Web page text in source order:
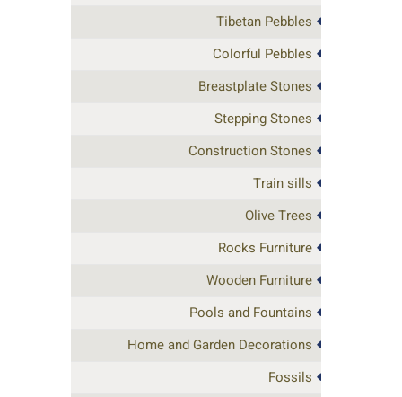
Tibetan Pebbles
Colorful Pebbles
Breastplate Stones
Stepping Stones
Construction Stones
Train sills
Olive Trees
Rocks Furniture
Wooden Furniture
Pools and Fountains
Home and Garden Decorations
Fossils